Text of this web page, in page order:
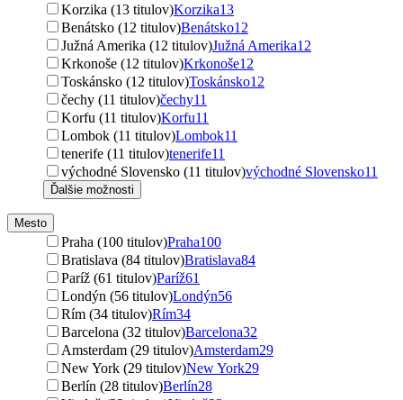
Korzika (13 titulov)Korzika13
Benátsko (12 titulov)Benátsko12
Južná Amerika (12 titulov)Južná Amerika12
Krkonoše (12 titulov)Krkonoše12
Toskánsko (12 titulov)Toskánsko12
čechy (11 titulov)čechy11
Korfu (11 titulov)Korfu11
Lombok (11 titulov)Lombok11
tenerife (11 titulov)tenerife11
východné Slovensko (11 titulov)východné Slovensko11
Ďalšie možnosti
Mesto
Praha (100 titulov)Praha100
Bratislava (84 titulov)Bratislava84
Paríž (61 titulov)Paríž61
Londýn (56 titulov)Londýn56
Rím (34 titulov)Rím34
Barcelona (32 titulov)Barcelona32
Amsterdam (29 titulov)Amsterdam29
New York (29 titulov)New York29
Berlín (28 titulov)Berlín28